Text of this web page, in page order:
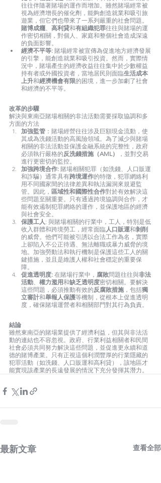
往往伴隨著賭場的運作而增加。雖然賭場經常被
視為經濟增長的催化劑，能夠創造就業和吸引旅
遊業，但它們也帶來了一系列嚴重的社會問題。
賭博成癮、 高利貸和有組織犯罪往往與賭場的運
作密切相關，對個人、家庭和整個社會造成深遠
的負面影響。
經濟不平等: 賭場經常被宣傳為促進地方經濟發展
的引擎，能創造就業和吸引投資。然而，實際情
況中，賭場產生的經濟收益往往集中於少數權益
持有者或外國投資者，當地居民則面臨生活成本
上升和經濟機會有限的困境，進一步加劇了社會
和經濟的不平等。
改革的步驟
解決與東南亞賭場相關的非法活動需要採取協調和多
方面的方法
加強監管 ：賭場經營往往涉及巨額現金流動，使
其成為洗錢活動的高風險領域。為了減少與賭場
相關的非法活動並保護金融系統的完整性，政府
必須執行嚴格的反洗錢措施（AML）
，並對交易
進行更密切的監控。
加強跨境合作: 賭場相關犯罪（如洗錢、人口販運
和詐騙）通常具有跨境運作的特徵，犯罪網絡利
用不同國家間的法律差異和執法漏洞來規避監
管。因此， 區域性和國際性合作對於有效解決這
些問題至關重要。只有通過跨境協調與合作，才
能有效遏制犯罪網絡的運作，並保護地區的經濟
與社會安全。
保護工人: 與賭場相關的行業中，工人，特別是低
收入群體和跨境勞工，經常面臨人口販運和剝削
的威脅。他們可能被引誘以合法工作為名，實際
上卻陷入不公正待遇、無法離職或暴力威脅的境
地。加強勞動法和執行機制是保護這些工人的關
鍵措施，並且是維護人權和社會穩定的重要保
障。
促進透明度: 在賭場行業中， 腐敗問題往往與非法
活動、 權力濫用和缺乏透明度密切相關。要解決
這些問題，必須推動有效的反腐敗措施 ，包括獨
立審計和舉報人保護等機制，從根本上促進透明
度，確保賭場運營者和相關部門對其行為負責。
結論
雖然東南亞的賭場業提供了經濟利益，但其與非法活
動的連結也不容忽視。政府、行業利益相關者和民間
社會必須共同努力解決這些問題，並促進更永續和道
德的賭博產業。只有正視這個利潤豐厚的行業隱藏的
犯罪活動（如洗錢、人口販運和高利貸），該地區才
能實現該產業的長遠發展的情況下充分發揮其潛力。
最新文章 查看全部